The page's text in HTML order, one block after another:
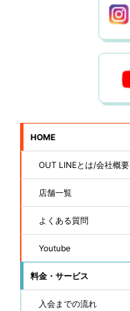
HOME
OUT LINEとは/会社概要
店舗一覧
よくある質問
Youtube
料金・サービス
入会までの流れ